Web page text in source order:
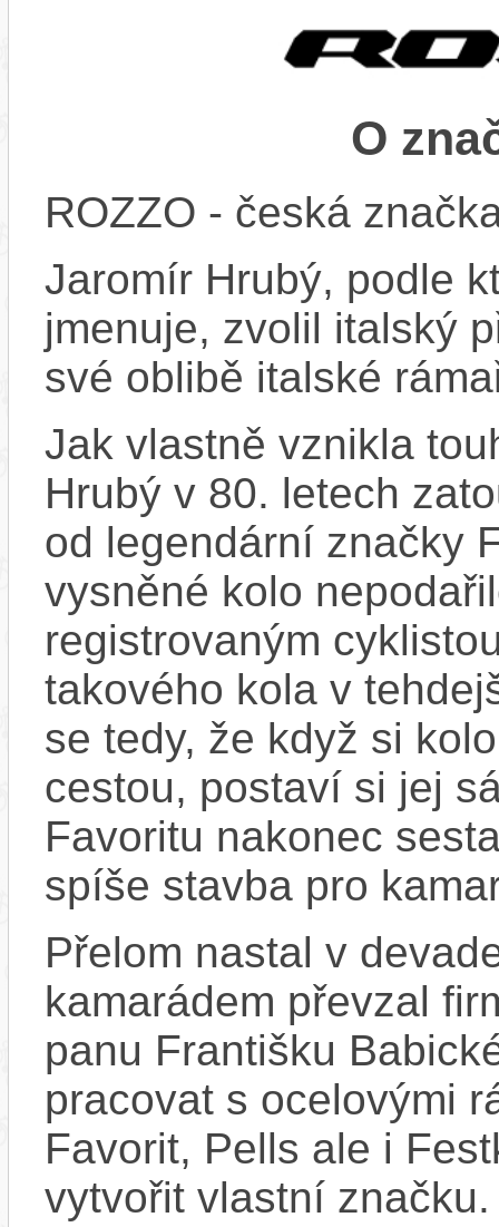
O
ROZZO - česká
Jaromír Hrubý, podle
jmenuje, zvolil italský
své oblibě italské
Jak vlastně vznikla
Hrubý v 80. letech
od legendární značky
vysněné kolo
registrovaným
takového kola v
se tedy, že když si
cestou, postaví si jej
Favoritu nakonec
spíše stavba pro
Přelom nastal v
kamarádem převzal
panu Františku
pracovat s ocelovými
Favorit, Pells ale i
vytvořit vlastní značku.